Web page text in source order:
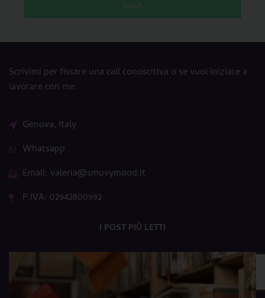
INVIA
Scrivimi per fissare una call conoscitiva o se vuoi iniziare a
lavorare con me.
Genova, Italy
Whatsapp
Email: valeria@smuvymood.it
P.IVA: 02942800992
I POST PIÙ LETTI